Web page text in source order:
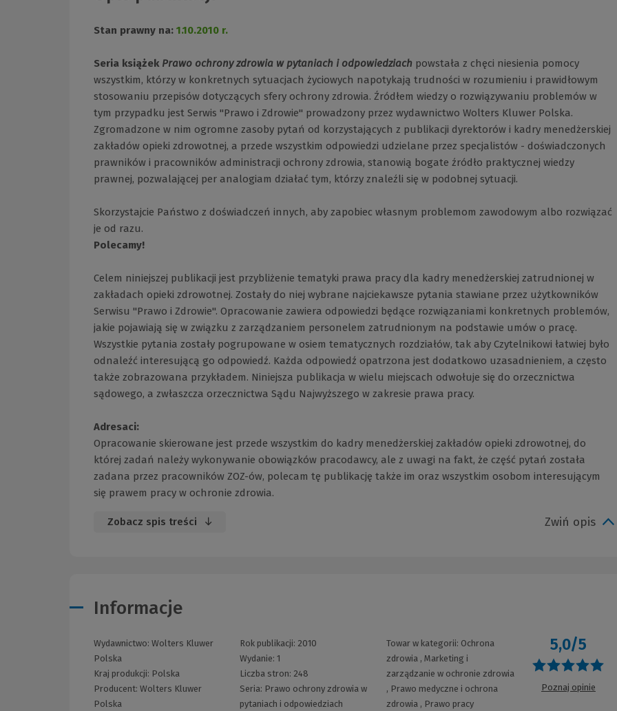
Stan prawny na: 1.10.2010 r.
Seria książek Prawo ochrony zdrowia w pytaniach i odpowiedziach powstała z chęci niesienia pomocy
wszystkim, którzy w konkretnych sytuacjach życiowych napotykają trudności w rozumieniu i prawidłowym
stosowaniu przepisów dotyczących sfery ochrony zdrowia. Źródłem wiedzy o rozwiązywaniu problemów w
tym przypadku jest Serwis "Prawo i Zdrowie" prowadzony przez wydawnictwo Wolters Kluwer Polska.
Zgromadzone w nim ogromne zasoby pytań od korzystających z publikacji dyrektorów i kadry menedżerskiej
zakładów opieki zdrowotnej, a przede wszystkim odpowiedzi udzielane przez specjalistów - doświadczonych
prawników i pracowników administracji ochrony zdrowia, stanowią bogate źródło praktycznej wiedzy
prawnej, pozwalającej per analogiam działać tym, którzy znaleźli się w podobnej sytuacji.
Skorzystajcie Państwo z doświadczeń innych, aby zapobiec własnym problemom zawodowym albo rozwiązać
je od razu.
Polecamy!
Celem niniejszej publikacji jest przybliżenie tematyki prawa pracy dla kadry menedżerskiej zatrudnionej w
zakładach opieki zdrowotnej. Zostały do niej wybrane najciekawsze pytania stawiane przez użytkowników
Serwisu "Prawo i Zdrowie". Opracowanie zawiera odpowiedzi będące rozwiązaniami konkretnych problemów,
jakie pojawiają się w związku z zarządzaniem personelem zatrudnionym na podstawie umów o pracę.
Wszystkie pytania zostały pogrupowane w osiem tematycznych rozdziałów, tak aby Czytelnikowi łatwiej było
odnaleźć interesującą go odpowiedź. Każda odpowiedź opatrzona jest dodatkowo uzasadnieniem, a często
także zobrazowana przykładem. Niniejsza publikacja w wielu miejscach odwołuje się do orzecznictwa
sądowego, a zwłaszcza orzecznictwa Sądu Najwyższego w zakresie prawa pracy.
Adresaci:
Opracowanie skierowane jest przede wszystkim do kadry menedżerskiej zakładów opieki zdrowotnej, do
której zadań należy wykonywanie obowiązków pracodawcy, ale z uwagi na fakt, że część pytań została
zadana przez pracowników ZOZ-ów, polecam tę publikację także im oraz wszystkim osobom interesującym
się prawem pracy w ochronie zdrowia.
Zobacz spis treści Zwiń opis
Informacje
Wydawnictwo: Wolters Kluwer
Polska
Kraj produkcji: Polska
Producent: Wolters Kluwer
Polska
Rok publikacji: 2010
Wydanie:1
Liczba stron: 248
Seria: Prawo ochrony zdrowia w
pytaniach i odpowiedziach
Towar w kategorii: Ochrona
zdrowia, Marketing i
zarządzanie w ochronie zdrowia
, Prawo medyczne i ochrona
zdrowia, Prawo pracy
5,0/5
Poznaj opinie